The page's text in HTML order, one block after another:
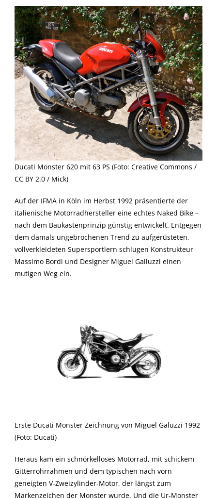
Ducati Monster 620 mit 63 PS (Foto: Creative Commons /
CC BY 2.0 / Mick)
Auf der IFMA in Köln im Herbst 1992 präsentierte der
italienische Motorradhersteller eine echtes Naked Bike –
nach dem Baukastenprinzip günstig entwickelt. Entgegen
dem damals ungebrochenen Trend zu aufgerüsteten,
vollverkleideten Supersportlern schlugen Konstrukteur
Massimo Bordi und Designer Miguel Galluzzi einen
mutigen Weg ein.
Erste Ducati Monster Zeichnung von Miguel Galuzzi 1992
(Foto: Ducati)
Heraus kam ein schnörkelloses Motorrad, mit schickem
Gitterrohrrahmen und dem typischen nach vorn
geneigten V-Zweizylinder-Motor, der längst zum
Markenzeichen der Monster wurde. Und die Ur-Monster